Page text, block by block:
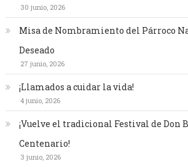
30 junio, 2026
Misa de Nombramiento del Párroco
Deseado
27 junio, 2026
¡Llamados a cuidar la vida!
4 junio, 2026
¡Vuelve el tradicional Festival de Don
Centenario!
3 junio, 2026